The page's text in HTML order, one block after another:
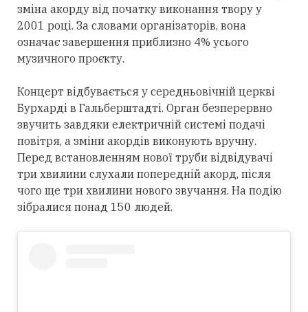
зміна акорду від початку виконання твору у
2001 році. За словами організаторів, вона
означає завершення приблизно 4% усього
музичного проєкту.
Концерт відбувається у середньовічній церкві
Бурхарді в Гальберштадті. Орган безперервно
звучить завдяки електричній системі подачі
повітря, а зміни акордів виконують вручну.
Перед встановленням нової труби відвідувачі
три хвилини слухали попередній акорд, після
чого ще три хвилини нового звучання. На подію
зібралися понад 150 людей.